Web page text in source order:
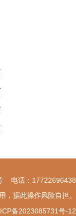
电话：17722696438
，据此操作风险自担。
备2023085731号-12